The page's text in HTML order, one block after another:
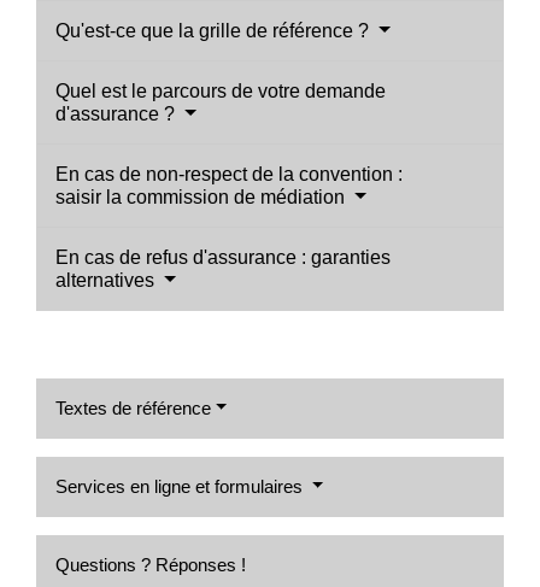
Qu'est-ce que la grille de référence ?
Quel est le parcours de votre demande
d'assurance ?
En cas de non-respect de la convention :
saisir la commission de médiation
En cas de refus d'assurance : garanties
alternatives
Textes de référence
Services en ligne et formulaires
Questions ? Réponses !